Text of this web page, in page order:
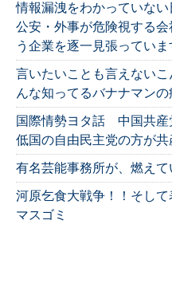
情報漏洩をわかっていない
公安・外事が危険視する
う企業を逐一見張っていま
言いたいことも言えない
んな知ってるバナナマンの
国際情勢ヨタ話 中国共産
低国の自由民主党の方が共
有名芸能事務所が、燃えて
河原乞食大戦争！！そし
マスゴミ